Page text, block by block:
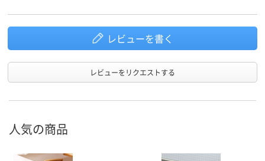
レビューを書く
レビューをリクエストする
人気の商品